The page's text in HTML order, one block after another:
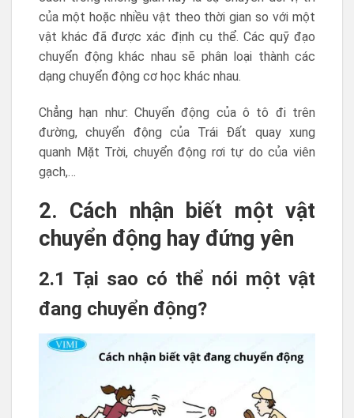
của một hoặc nhiều vật theo thời gian so với một
vật khác đã được xác định cụ thể. Các quỹ đạo
chuyển động khác nhau sẽ phân loại thành các
dạng chuyển động cơ học khác nhau.
Chẳng hạn như: Chuyển động của ô tô đi trên
đường, chuyển động của Trái Đất quay xung
quanh Mặt Trời, chuyển động rơi tự do của viên
gạch,…
2. Cách nhận biết một vật
chuyển động hay đứng yên
2.1 Tại sao có thể nói một vật
đang chuyển động?